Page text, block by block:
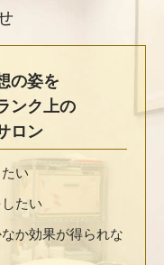
の姿を
ンク上の
ロン
い
たい
か効果が得られな